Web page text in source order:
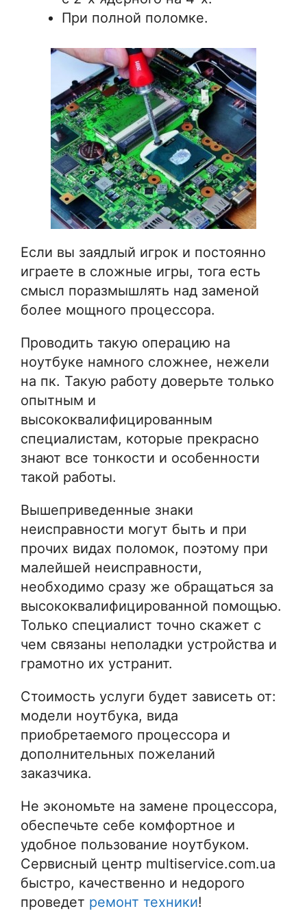
При полной поломке.
Если вы заядлый игрок и постоянно
играете в сложные игры, тога есть
смысл поразмышлять над заменой
более мощного процессора.
Проводить такую операцию на
ноутбуке намного сложнее, нежели
на пк. Такую работу доверьте только
опытным и
высококвалифицированным
специалистам, которые прекрасно
знают все тонкости и особенности
такой работы.
Вышеприведенные знаки
неисправности могут быть и при
прочих видах поломок, поэтому при
малейшей неисправности,
необходимо сразу же обращаться за
высококвалифицированной помощью.
Только специалист точно скажет с
чем связаны неполадки устройства и
грамотно их устранит.
Стоимость услуги будет зависеть от:
модели ноутбука, вида
приобретаемого процессора и
дополнительных пожеланий
заказчика.
Не экономьте на замене процессора,
обеспечьте себе комфортное и
удобное пользование ноутбуком.
Сервисный центр multiservice.com.ua
быстро, качественно и недорого
проведет ремонт техники!